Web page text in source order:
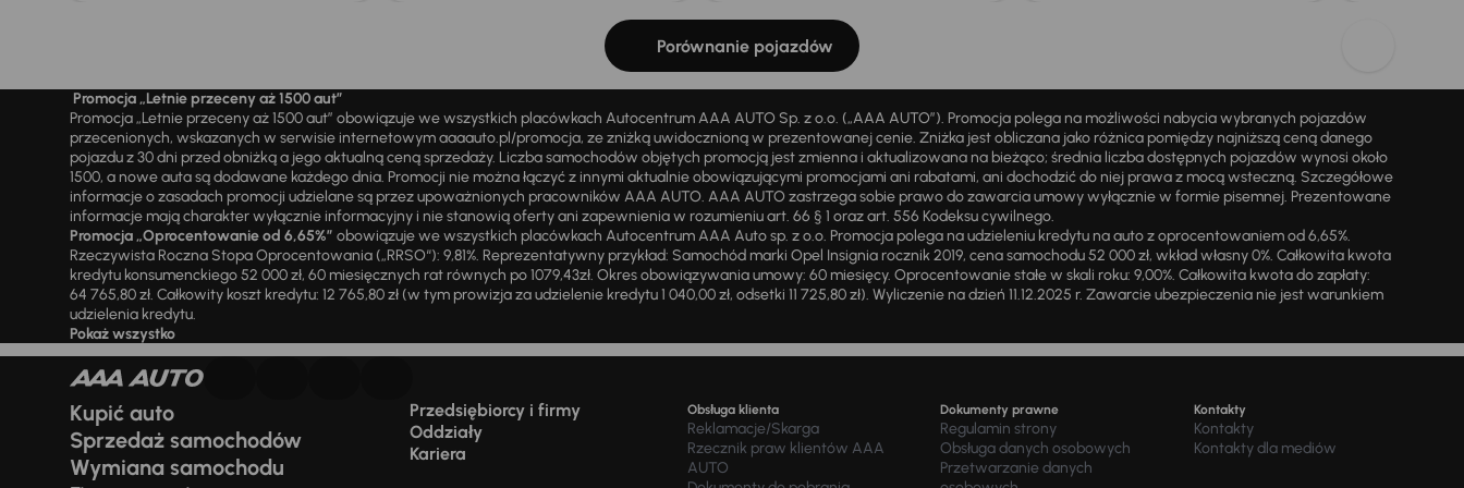
Porównanie pojazdów
Promocja „Letnie przeceny aż 1500 aut”
Promocja „Letnie przeceny aż 1500 aut” obowiązuje we wszystkich placówkach Autocentrum AAA AUTO Sp. z o.o. („AAA AUTO”). Promocja polega na możliwości nabycia wybranych pojazdów
przecenionych, wskazanych w serwisie internetowym aaaauto.pl/promocja, ze zniżką uwidocznioną w prezentowanej cenie. Zniżka jest obliczana jako różnica pomiędzy najniższą ceną danego
pojazdu z 30 dni przed obniżką a jego aktualną ceną sprzedaży. Liczba samochodów objętych promocją jest zmienna i aktualizowana na bieżąco; średnia liczba dostępnych pojazdów wynosi około
1500, a nowe auta są dodawane każdego dnia. Promocji nie można łączyć z innymi aktualnie obowiązującymi promocjami ani rabatami, ani dochodzić do niej prawa z mocą wsteczną. Szczegółowe
informacje o zasadach promocji udzielane są przez upoważnionych pracowników AAA AUTO. AAA AUTO zastrzega sobie prawo do zawarcia umowy wyłącznie w formie pisemnej. Prezentowane
informacje mają charakter wyłącznie informacyjny i nie stanowią oferty ani zapewnienia w rozumieniu art. 66 § 1 oraz art. 556 Kodeksu cywilnego.
Promocja „Oprocentowanie od 6,65%” obowiązuje we wszystkich placówkach Autocentrum AAA Auto sp. z o.o. Promocja polega na udzieleniu kredytu na auto z oprocentowaniem od 6,65%.
Rzeczywista Roczna Stopa Oprocentowania („RRSO“): 9,81%. Reprezentatywny przykład: Samochód marki Opel Insignia rocznik 2019, cena samochodu 52 000 zł, wkład własny 0%. Całkowita kwota
kredytu konsumenckiego 52 000 zł, 60 miesięcznych rat równych po 1079,43zł. Okres obowiązywania umowy: 60 miesięcy. Oprocentowanie stałe w skali roku: 9,00%. Całkowita kwota do zapłaty:
64 765,80 zł. Całkowity koszt kredytu: 12 765,80 zł (w tym prowizja za udzielenie kredytu 1 040,00 zł, odsetki 11 725,80 zł). Wyliczenie na dzień 11.12.2025 r. Zawarcie ubezpieczenia nie jest warunkiem
udzielenia kredytu.
Pokaż wszystko
Kupić auto
Sprzedaż samochodów
Wymiana samochodu
Przedsiębiorcy i firmy
Oddziały
Kariera
Obsługa klienta
Reklamacje/Skarga
Rzecznik praw klientów AAA
AUTO
Dokumenty prawne
Regulamin strony
Obsługa danych osobowych
Przetwarzanie danych
Kontakty
Kontakty
Kontakty dla mediów